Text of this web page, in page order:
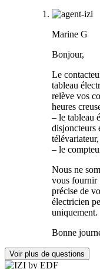
Marine G
Bonjour,
Le
tableau
relève vos
heures
– le tableau
disjoncteurs
– le
Nous ne
vous fournir
précise de
électricien
uniquement.
Bonne
Voir plus de questions